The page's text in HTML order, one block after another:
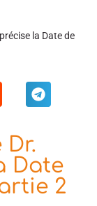
la Date de
Dr.
Date
2